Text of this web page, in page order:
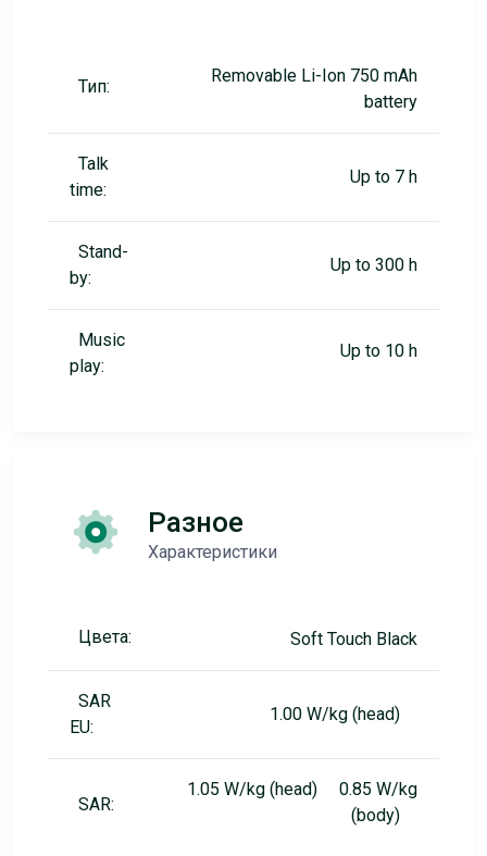
Тип:
Removable Li-Ion 750 mAh
battery
Talk
time:
Up to 7 h
Stand-
by:
Up to 300 h
Music
play:
Up to 10 h
Разное
Характеристики
Цвета: Soft Touch Black
SAR
EU:
1.00 W/kg (head)
SAR:
1.05 W/kg (head) 0.85 W/kg
(body)